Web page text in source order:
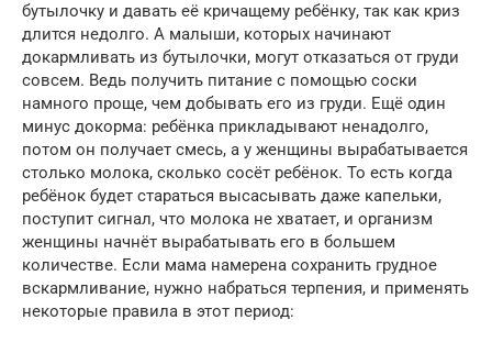
бутылочку и давать её кричащему ребёнку, так как криз
длится недолго. А малыши, которых начинают
докармливать из бутылочки, могут отказаться от груди
совсем. Ведь получить питание с помощью соски
намного проще, чем добывать его из груди. Ещё один
минус докорма: ребёнка прикладывают ненадолго,
потом он получает смесь, а у женщины вырабатывается
столько молока, сколько сосёт ребёнок. То есть когда
ребёнок будет стараться высасывать даже капельки,
поступит сигнал, что молока не хватает, и организм
женщины начнёт вырабатывать его в большем
количестве. Если мама намерена сохранить грудное
вскармливание, нужно набраться терпения, и применять
некоторые правила в этот период: